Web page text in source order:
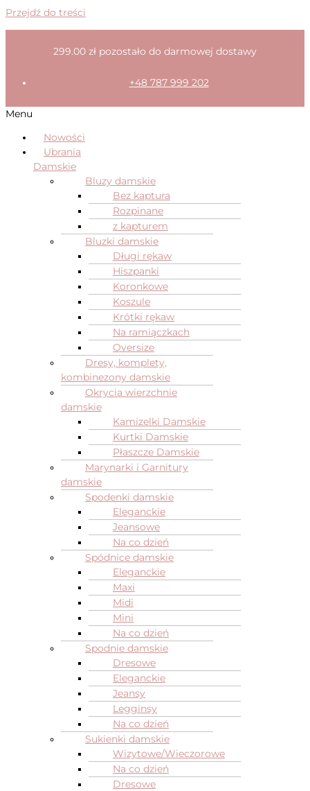
Przejdź do treści
299.00 zł pozostało do darmowej dostawy
+48 787 999 202
Menu
Nowości
Ubrania
Damskie
Bluzy damskie
Bez kaptura
Rozpinane
z kapturem
Bluzki damskie
Długi rękaw
Hiszpanki
Koronkowe
Koszule
Krótki rękaw
Na ramiączkach
Oversize
Dresy, komplety,
kombinezony damskie
Okrycia wierzchnie
damskie
Kamizelki Damskie
Kurtki Damskie
Płaszcze Damskie
Marynarki i Garnitury
damskie
Spodenki damskie
Eleganckie
Jeansowe
Na co dzień
Spódnice damskie
Eleganckie
Maxi
Midi
Mini
Na co dzień
Spodnie damskie
Dresowe
Eleganckie
Jeansy
Legginsy
Na co dzień
Sukienki damskie
Wizytowe/Wieczorowe
Na co dzień
Dresowe